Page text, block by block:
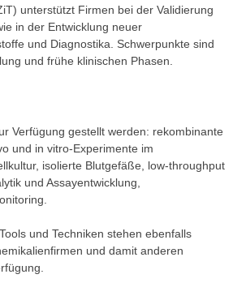
unterstützt Firmen bei der Validierung
in der Entwicklung neuer
und Diagnostika. Schwerpunkte sind
und frühe klinischen Phasen.
Verfügung gestellt werden: rekombinante
und in vitro-Experimente im
isolierte Blutgefäße, low-throughput
und Assayentwicklung,
und Techniken stehen ebenfalls
und damit anderen